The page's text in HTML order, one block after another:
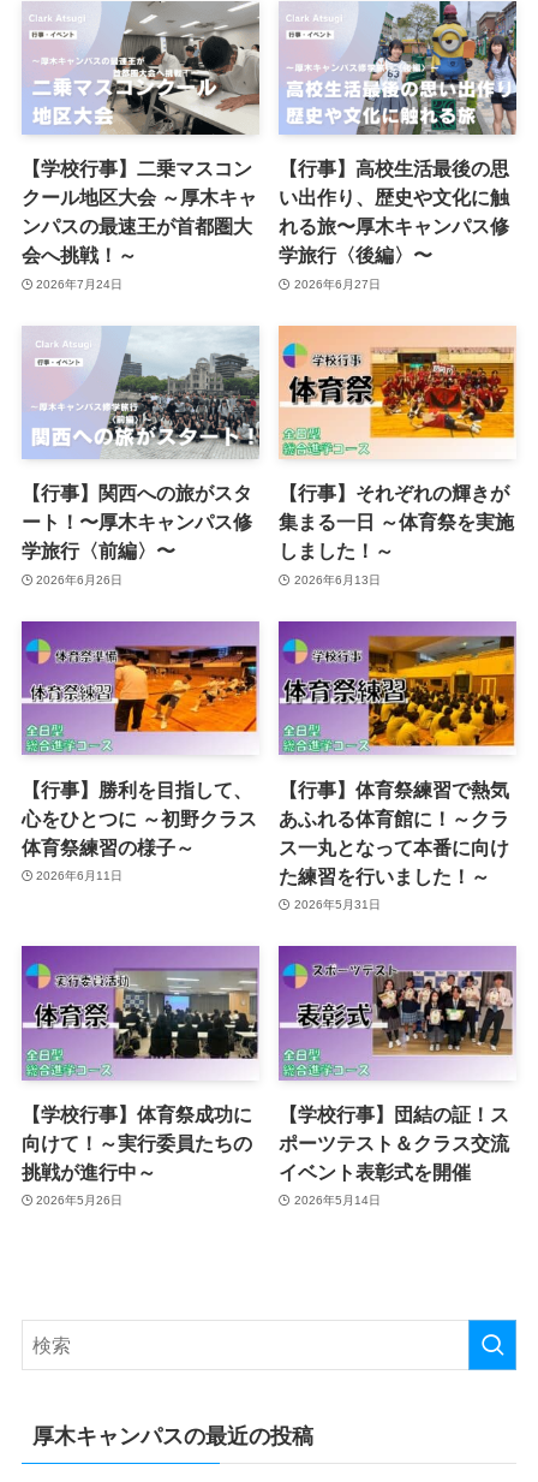
【学校行事】二乗マスコン
クール地区大会 ～厚木キャ
ンパスの最速王が首都圏大
会へ挑戦！～
2026年7月24日
【行事】高校生活最後の思
い出作り、歴史や文化に触
れる旅〜厚木キャンパス修
学旅行〈後編〉〜
2026年6月27日
【行事】関西への旅がスタ
ート！〜厚木キャンパス修
学旅行〈前編〉〜
2026年6月26日
【行事】それぞれの輝きが
集まる一日 ～体育祭を実施
しました！～
2026年6月13日
【行事】勝利を目指して、
心をひとつに ～初野クラス
体育祭練習の様子～
2026年6月11日
【行事】体育祭練習で熱気
あふれる体育館に！～クラ
ス一丸となって本番に向け
た練習を行いました！～
2026年5月31日
【学校行事】体育祭成功に
向けて！～実行委員たちの
挑戦が進行中～
2026年5月26日
【学校行事】団結の証！ス
ポーツテスト＆クラス交流
イベント表彰式を開催
2026年5月14日
厚木キャンパスの最近の投稿